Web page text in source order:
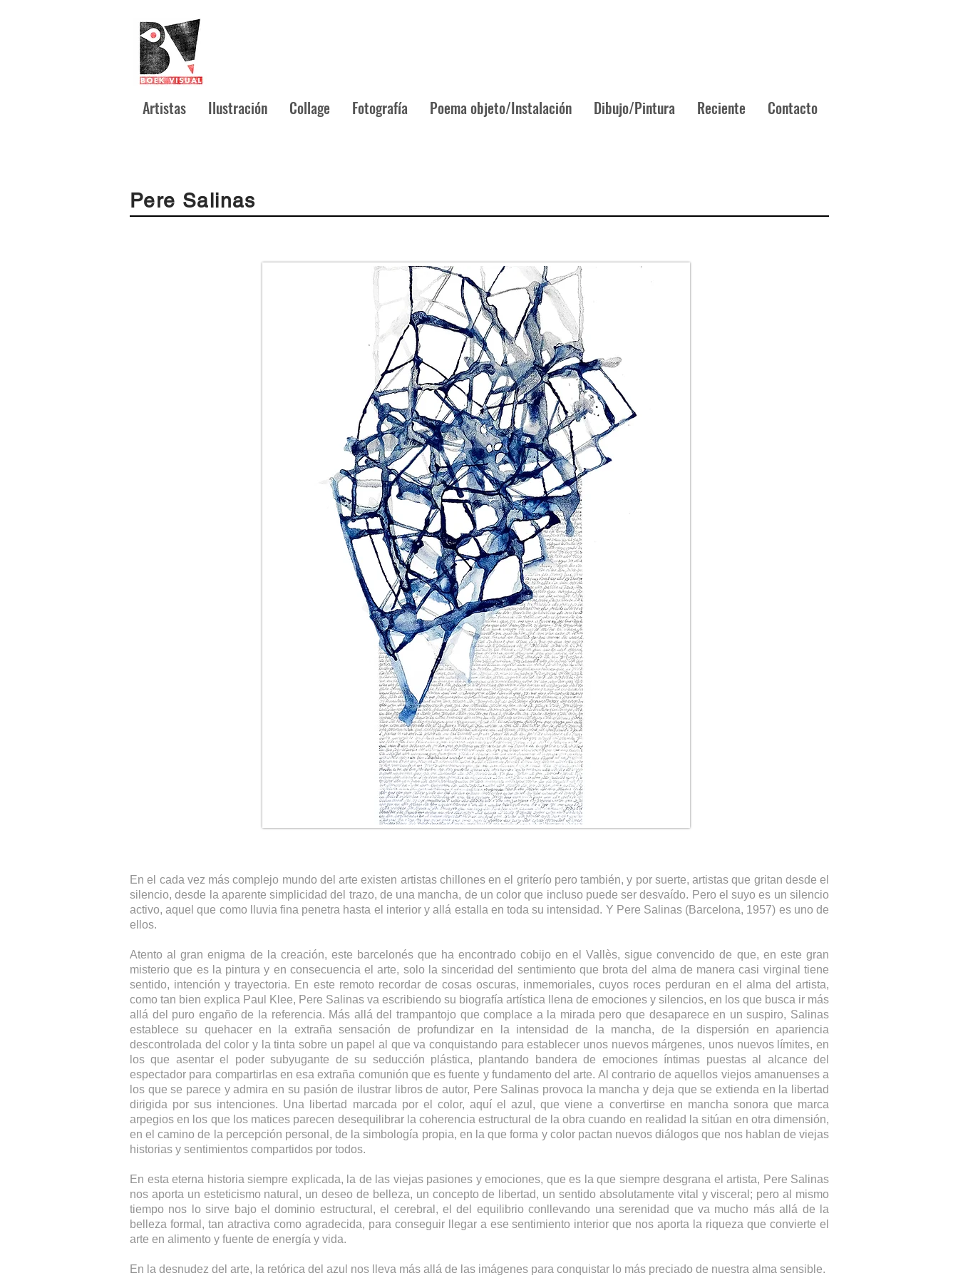
Artistas Ilustración Collage Fotografía Poema objeto/Instalación Dibujo/Pintura Reciente Contacto
Pere Salinas
En el cada vez más complejo mundo del arte existen artistas chillones en el griterío pero también, y por suerte, artistas que gritan desde el
silencio, desde la aparente simplicidad del trazo, de una mancha, de un color que incluso puede ser desvaído. Pero el suyo es un silencio
activo, aquel que como lluvia fina penetra hasta el interior y allá estalla en toda su intensidad. Y Pere Salinas (Barcelona, 1957) es uno de
ellos.
Atento al gran enigma de la creación, este barcelonés que ha encontrado cobijo en el Vallès, sigue convencido de que, en este gran
misterio que es la pintura y en consecuencia el arte, solo la sinceridad del sentimiento que brota del alma de manera casi virginal tiene
sentido, intención y trayectoria. En este remoto recordar de cosas oscuras, inmemoriales, cuyos roces perduran en el alma del artista,
como tan bien explica Paul Klee, Pere Salinas va escribiendo su biografía artística llena de emociones y silencios, en los que busca ir más
allá del puro engaño de la referencia. Más allá del trampantojo que complace a la mirada pero que desaparece en un suspiro, Salinas
establece su quehacer en la extraña sensación de profundizar en la intensidad de la mancha, de la dispersión en apariencia
descontrolada del color y la tinta sobre un papel al que va conquistando para establecer unos nuevos márgenes, unos nuevos límites, en
los que asentar el poder subyugante de su seducción plástica, plantando bandera de emociones íntimas puestas al alcance del
espectador para compartirlas en esa extraña comunión que es fuente y fundamento del arte. Al contrario de aquellos viejos amanuenses a
los que se parece y admira en su pasión de ilustrar libros de autor, Pere Salinas provoca la mancha y deja que se extienda en la libertad
dirigida por sus intenciones. Una libertad marcada por el color, aquí el azul, que viene a convertirse en mancha sonora que marca
arpegios en los que los matices parecen desequilibrar la coherencia estructural de la obra cuando en realidad la sitúan en otra dimensión,
en el camino de la percepción personal, de la simbología propia, en la que forma y color pactan nuevos diálogos que nos hablan de viejas
historias y sentimientos compartidos por todos.
En esta eterna historia siempre explicada, la de las viejas pasiones y emociones, que es la que siempre desgrana el artista, Pere Salinas
nos aporta un esteticismo natural, un deseo de belleza, un concepto de libertad, un sentido absolutamente vital y visceral; pero al mismo
tiempo nos lo sirve bajo el dominio estructural, el cerebral, el del equilibrio conllevando una serenidad que va mucho más allá de la
belleza formal, tan atractiva como agradecida, para conseguir llegar a ese sentimiento interior que nos aporta la riqueza que convierte el
arte en alimento y fuente de energía y vida.
En la desnudez del arte, la retórica del azul nos lleva más allá de las imágenes para conquistar lo más preciado de nuestra alma sensible.